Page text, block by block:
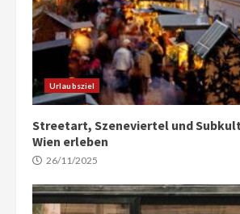
Urlaubsziel
Streetart, Szeneviertel und
Wien erleben
26/11/2025